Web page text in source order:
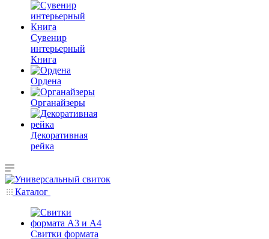
Сувенир
интерьерный
Книга
Ордена
Органайзеры
Декоративная
рейка
Каталог
Свитки формата